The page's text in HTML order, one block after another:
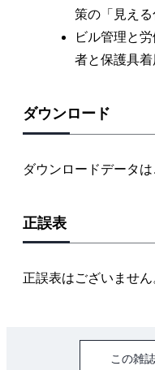
策の「見える
ビル管理と
者と保護具
ダウンロード
ダウンロードデータは
正誤表
正誤表はございません
この雑